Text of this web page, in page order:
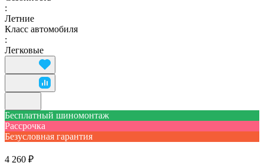
:
Летние
Класс автомобиля
:
Легковые
Бесплатный шиномонтаж
Рассрочка
Безусловная гарантия
4 260 ₽